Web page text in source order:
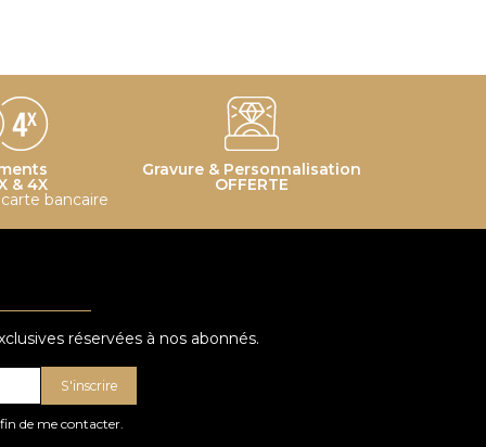
& 4X
bancaire
Gravure & Personnalisation
OFFERTE
réservées à nos abonnés.
S'inscrire
de me contacter.